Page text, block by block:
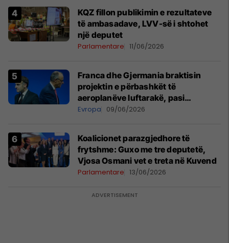
KQZ fillon publikimin e rezultateve
të ambasadave, LVV-së i shtohet
një deputet
Parlamentare 11/06/2026
Franca dhe Gjermania braktisin
projektin e përbashkët të
aeroplanëve luftarakë, pasi
kompanitë nuk arrijnë marrëveshje
Evropa 09/06/2026
Koalicionet parazgjedhore të
frytshme: Guxo me tre deputetë,
Vjosa Osmani vet e treta në Kuvend
Parlamentare 13/06/2026